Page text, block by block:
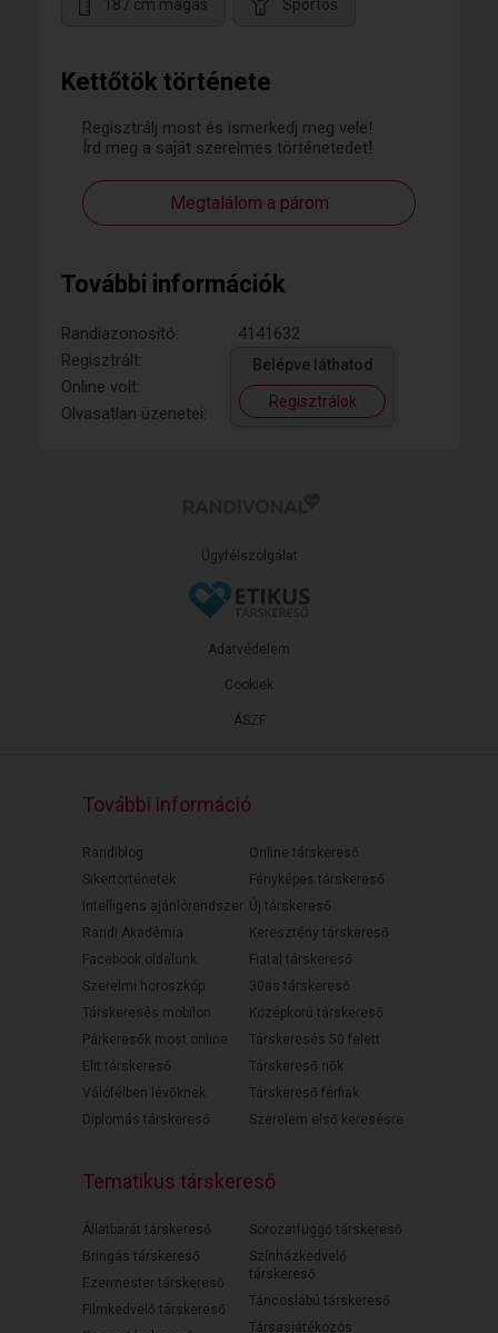
Kettőtök története
Regisztrálj most és ismerkedj meg vele!
Írd meg a saját szerelmes történetedet!
Megtalálom a párom
További információk
Randiazonosító:
4141632
Regisztrált:
Online volt:
Olvasatlan üzenetei:
Belépve láthatod
Regisztrálok
187 cm magas Sportos
Ügyfélszolgálat
ÁSZF
Adatvédelem
Cookiek
További információ
Randiblog
Sikertörténetek
Intelligens ajánlórendszer
Randi Akadémia
Facebook oldalunk
Szerelmi horoszkóp
Társkeresés mobilon
Párkeresők most online
Elit társkereső
Válófélben lévőknek
Diplomás társkereső
Online társkereső
Fényképes társkereső
Új társkereső
Keresztény társkereső
Fiatal társkereső
30as társkereső
Középkorú társkereső
Társkeresés 50 felett
Társkereső nők
Társkereső férfiak
Szerelem első keresésre
Tematikus társkereső
Állatbarát társkereső
Bringás társkereső
Ezermester társkereső
Filmkedvelő társkereső
Sorozatfüggő társkereső
Színházkedvelő
társkereső
Táncoslábú társkereső
Társasjátékozós